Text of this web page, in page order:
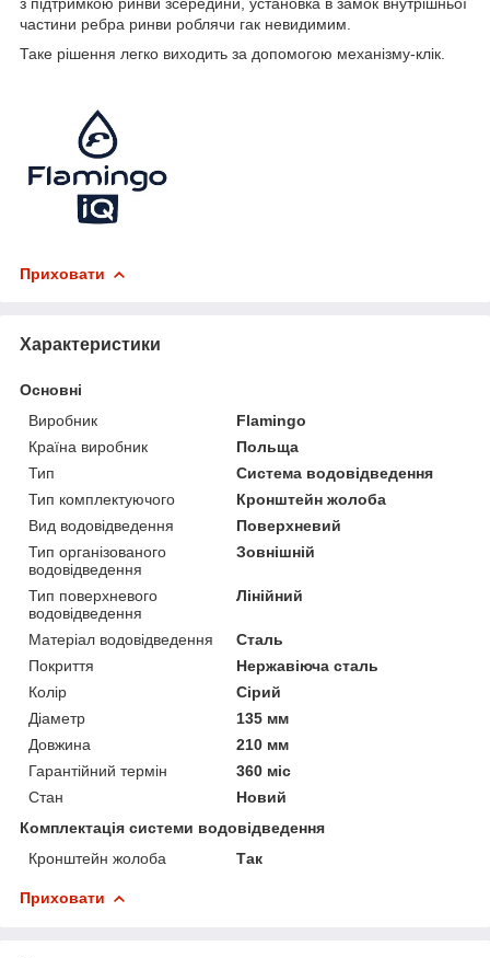
частини ребра ринви роблячи гак невидимим.
Таке рішення легко виходить за допомогою механізму-клік.
Приховати
Характеристики
Основні
Виробник
Flamingo
Країна виробник
Польща
Тип
Система водовідведення
Тип комплектуючого
Кронштейн жолоба
Вид водовідведення
Поверхневий
Тип організованого
водовідведення
Зовнішній
Тип поверхневого
водовідведення
Лінійний
Матеріал водовідведення
Сталь
Покриття
Нержавіюча сталь
Колір
Сірий
Діаметр
135 мм
Довжина
210 мм
Гарантійний термін
360 міс
Стан
Новий
Комплектація системи водовідведення
Кронштейн жолоба
Так
Приховати